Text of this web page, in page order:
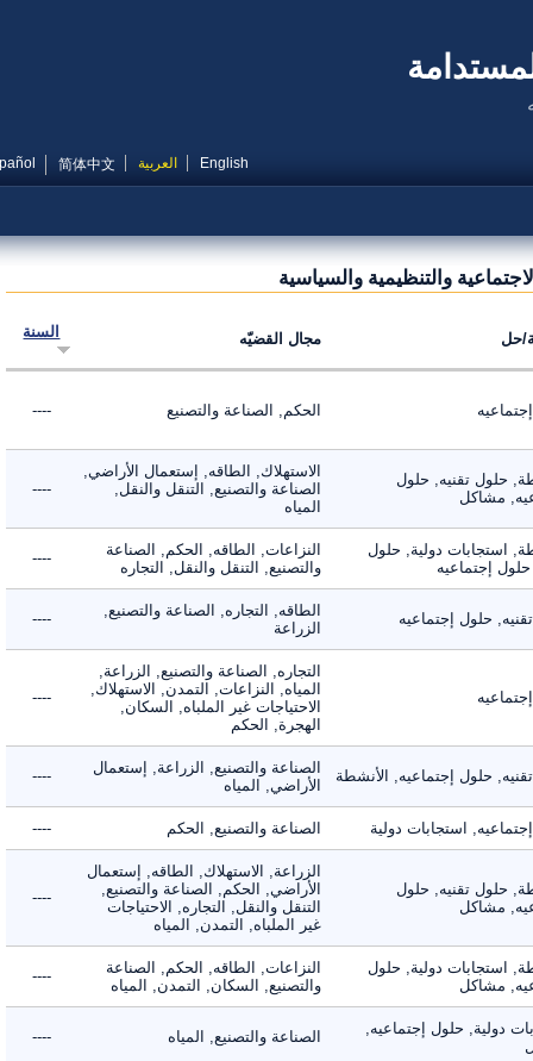
English العربية 简体中文
Español
والتنظيمية والسياسية
مجال القضيّه السنة
الحكم, الصناعة والتصنيع ----
حلول تقنيه, حلول
مشاكل
الاستهلاك, الطاقه, إستعمال الأراضي,
الصناعة والتصنيع, التنقل والنقل,
المياه
----
استجابات دولية, حلول
إجتماعيه
النزاعات, الطاقه, الحكم, الصناعة
والتصنيع, التنقل والنقل, التجاره
----
حلول إجتماعيه
الطاقه, التجاره, الصناعة والتصنيع,
الزراعة
----
التجاره, الصناعة والتصنيع, الزراعة,
المياه, النزاعات, التمدن, الاستهلاك,
الاحتياجات غير الملباه, السكان,
الهجرة, الحكم
----
حلول إجتماعيه, الأنشطة
الصناعة والتصنيع, الزراعة, إستعمال
الأراضي, المياه
----
استجابات دولية الصناعة والتصنيع, الحكم ----
حلول تقنيه, حلول
مشاكل
الزراعة, الاستهلاك, الطاقه, إستعمال
الأراضي, الحكم, الصناعة والتصنيع,
التنقل والنقل, التجاره, الاحتياجات
غير الملباه, التمدن, المياه
----
استجابات دولية, حلول
مشاكل
النزاعات, الطاقه, الحكم, الصناعة
والتصنيع, السكان, التمدن, المياه
----
دولية, حلول إجتماعيه, الصناعة والتصنيع, المياه ----